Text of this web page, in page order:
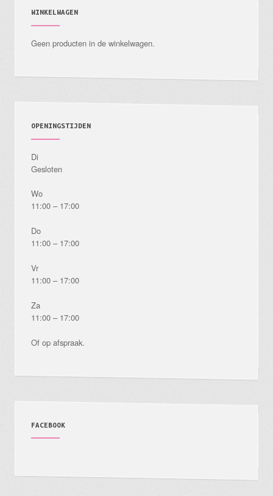
WINKELWAGEN
Geen producten in de winkelwagen.
OPENINGSTIJDEN
Di
Gesloten
Wo
11:00 – 17:00
Do
11:00 – 17:00
Vr
11:00 – 17:00
Za
11:00 – 17:00
Of op afspraak.
FACEBOOK